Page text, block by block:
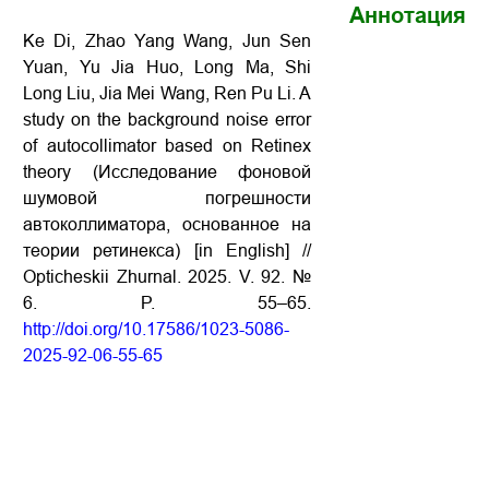
Ke Di, Zhao Yang Wang, Jun Sen
Yuan, Yu Jia Huo, Long Ma, Shi
Long Liu, Jia Mei Wang, Ren Pu Li. A
study on the background noise error
of autocollimator based on Retinex
theory (Исследование
фоновой
шумовой
погрешности
автоколлиматора
основанное
на
теории
ретинекса) [in English] //
Opticheskii Zhurnal.2025. V. 92. №
6. P. 55–65.
http://doi.org/10.17586/1023-5086-
2025-92-06-55-65
Аннотация